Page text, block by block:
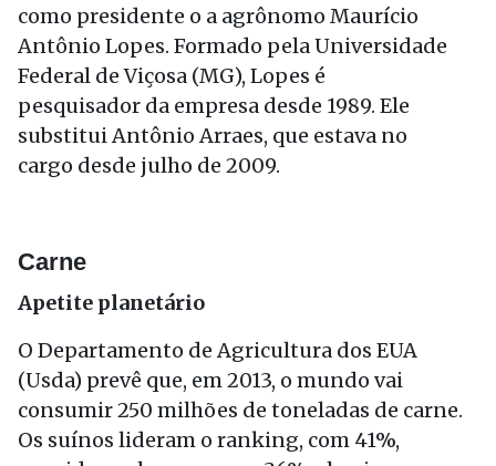
como presidente o a agrônomo Maurício
Antônio Lopes. Formado pela Universidade
Federal de Viçosa (MG), Lopes é
pesquisador da empresa desde 1989. Ele
substitui Antônio Arraes, que estava no
cargo desde julho de 2009.
Carne
Apetite planetário
O Departamento de Agricultura dos EUA
(Usda) prevê que, em 2013, o mundo vai
consumir 250 milhões de toneladas de carne.
Os suínos lideram o ranking, com 41%,